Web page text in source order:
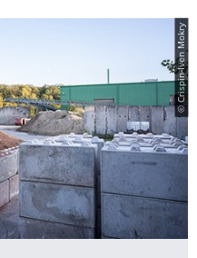
© Crispin-Iven Mokry